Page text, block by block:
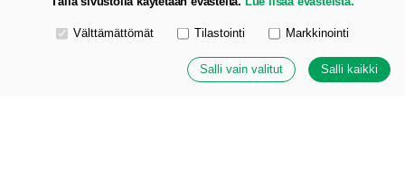
Valitse käytettävät evästeet
Välttämättömät Tilastointi Markkinointi
Salli vain valitut Salli kaikki